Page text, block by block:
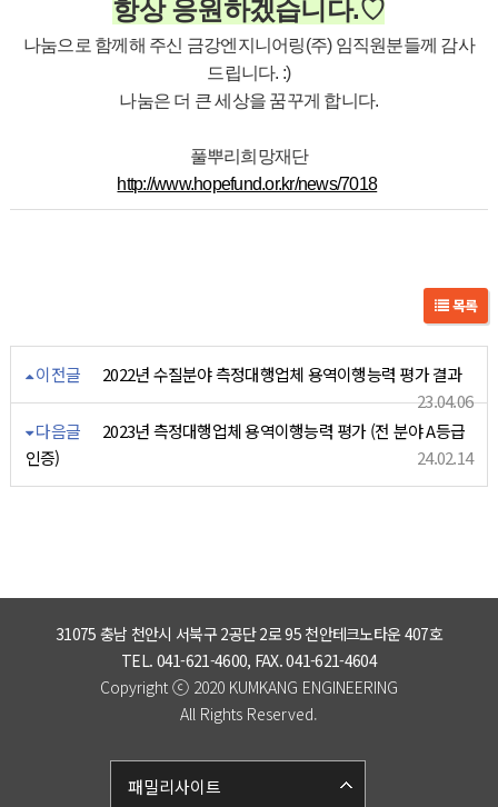
항상 응원하겠습니다.♡
나눔으로 함께해 주신 금강엔지니어링(주) 임직원분들께 감사
드립니다. :)
나눔은 더 큰 세상을 꿈꾸게 합니다.
풀뿌리희망재단
http://www.hopefund.or.kr/news/7018
목록
이전글
2022년 수질분야 측정대행업체 용역이행능력 평가 결과
23.04.06
다음글
2023년 측정대행업체 용역이행능력 평가 (전 분야 A등급
인증)
24.02.14
31075 충남 천안시 서북구 2공단 2로 95 천안테크노타운 407호
TEL. 041-621-4600, FAX. 041-621-4604
Copyrightⓒ 2020 KUMKANG ENGINEERING
All Rights Reserved.
패밀리사이트